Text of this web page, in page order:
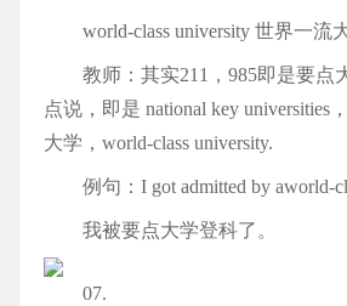
world-class university 世界一流
教师：其实211，985即是要点
点说，即是 national key universities
大学，world-class university.
例句：I got admitted by aworld-
我被要点大学登科了。
07.